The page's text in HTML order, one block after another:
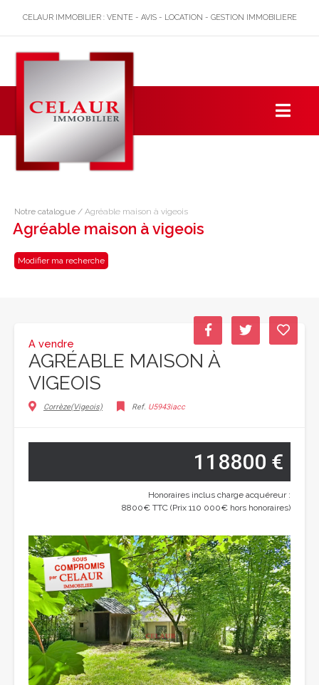
CELAUR IMMOBILIER : VENTE - AVIS - LOCATION - GESTION IMMOBILIERE
Notre catalogue / Agréable maison à vigeois
Agréable maison à vigeois
Modifier ma recherche
A vendre
AGRÉABLE MAISON À
VIGEOIS
Corrèze(Vigeois) Ref. U5943iacc
118800 €
Honoraires inclus charge acquéreur :
8800€ TTC (Prix 110 000€ hors honoraires)